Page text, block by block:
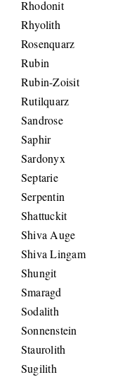
Rhodonit
Rhyolith
Rosenquarz
Rubin
Rubin-Zoisit
Rutilquarz
Sandrose
Saphir
Sardonyx
Septarie
Serpentin
Shattuckit
Shiva Auge
Shiva Lingam
Shungit
Smaragd
Sodalith
Sonnenstein
Staurolith
Sugilith